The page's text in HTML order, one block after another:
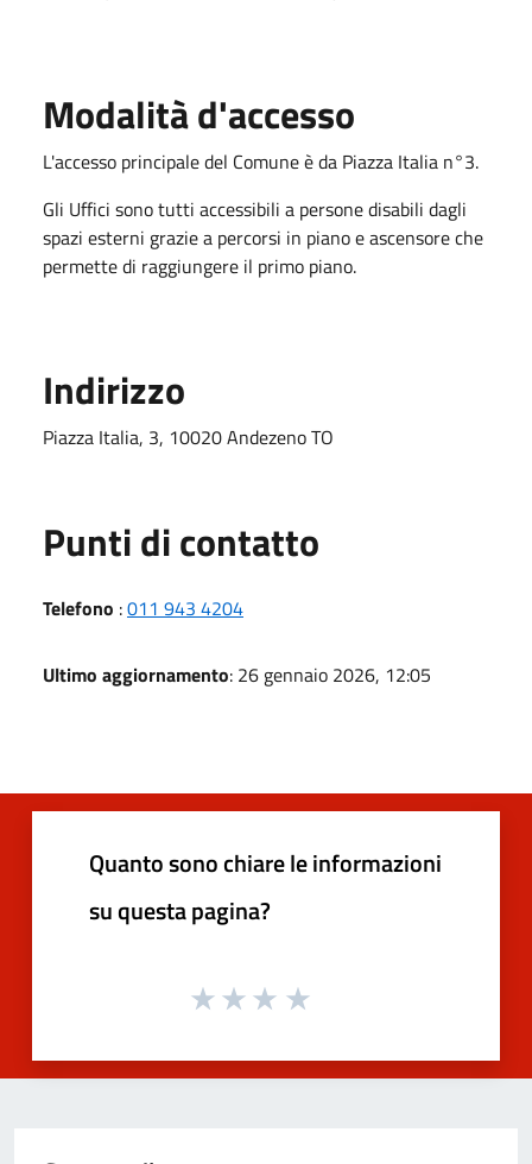
Modalità d'accesso
L'accesso principale del Comune è da Piazza Italia n°3.
Gli Uffici sono tutti accessibili a persone disabili dagli
spazi esterni grazie a percorsi in piano e ascensore che
permette di raggiungere il primo piano.
Indirizzo
Piazza Italia, 3, 10020 Andezeno TO
Punti di contatto
Telefono :011 943 4204
Ultimo aggiornamento: 26 gennaio 2026, 12:05
Quanto sono chiare le informazioni
su questa pagina?